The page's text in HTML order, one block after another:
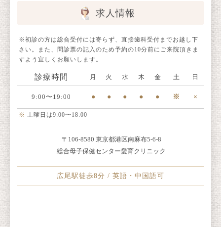
求人情報
※初診の方は総合受付には寄らず、直接歯科受付までお越し下
さい。また、問診票の記入のため予約の10分前にご来院頂きま
すよう宜しくお願いします。
診療時間 月 火 水 木 金 土 日
9:00〜19:00 ● ● ● ● ● ※ ×
※ 土曜日は9:00〜18:00
〒106-8580 東京都港区南麻布5-6-8
総合母子保健センター愛育クリニック
広尾駅徒歩8分 / 英語・中国語可